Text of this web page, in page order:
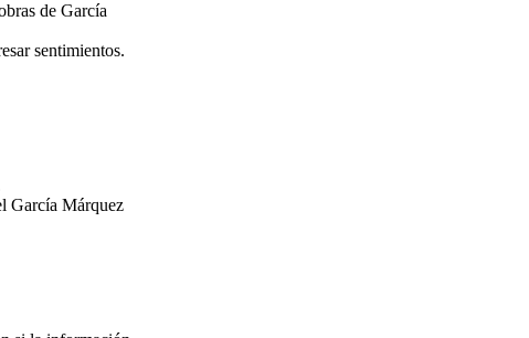
de García
sentimientos.
García Márquez